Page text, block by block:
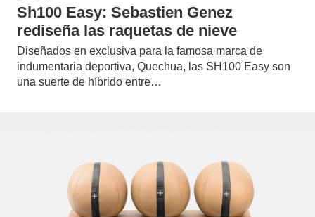
Sh100 Easy: Sebastien Genez
rediseña las raquetas de nieve
Diseñados en exclusiva para la famosa marca de
indumentaria deportiva, Quechua, las SH100 Easy son
una suerte de híbrido entre…